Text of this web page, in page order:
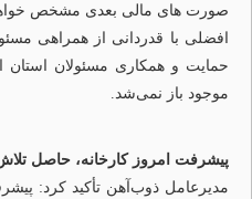
صورت‌ های مالی بعدی مشخص
افضلی با قدردانی از همراهی
حمایت و همکاری مسئولان استان
موجود باز نمی‌شد.
پیشرفت امروز کارخانه، حاصل
مدیرعامل ذوب‌آهن تأکید کرد: